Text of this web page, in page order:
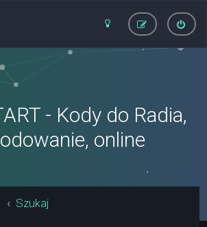
- Kody do Radia,
online
Szukaj